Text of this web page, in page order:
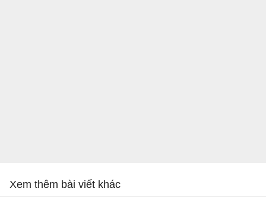
Xem thêm bài viết khác